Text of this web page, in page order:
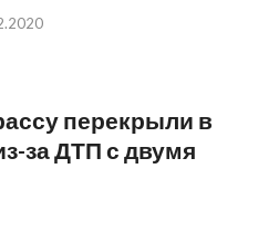
перекрыли в
за ДТП с двумя